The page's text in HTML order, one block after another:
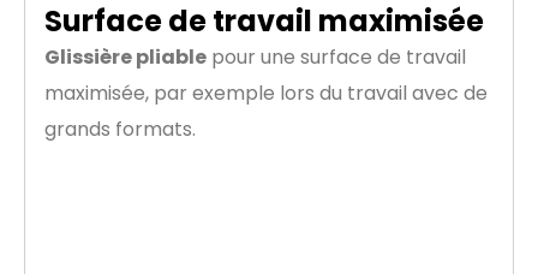
Surface de travail maximisée
Glissière pliable pour une surface de travail
maximisée, par exemple lors du travail avec de
grands formats.